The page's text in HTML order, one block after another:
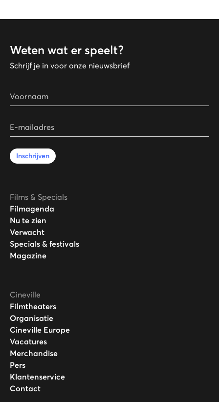
Weten wat er speelt?
Schrijf je in voor onze nieuwsbrief
Voornaam
E-mailadres
Inschrijven
Films & Specials
Filmagenda
Nu te zien
Verwacht
Specials & festivals
Magazine
Cineville
Filmtheaters
Organisatie
Cineville Europe
Vacatures
Merchandise
Pers
Klantenservice
Contact